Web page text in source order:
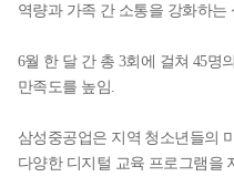
역량과 가족 간 소통을 강화하는
6월 한 달 간 총 3회에 걸쳐 45명
만족도를 높임.
삼성중공업은 지역 청소년들의
다양한 디지털 교육 프로그램을